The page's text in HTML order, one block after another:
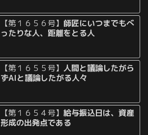
【第１６５６号】 師匠にいつまでもべ
ったりな人、距離をとる人
【第１６５５号】人間と議論したがら
ずAIと議論したがる人々
【第１６５４号】給与振込日は、資産
形成の出発点である